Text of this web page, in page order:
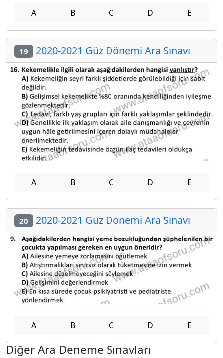
A B C D E
19 2020-2021 Güz Dönemi Ara Sınavı
A B C D E
20 2020-2021 Güz Dönemi Ara Sınavı
A B C D E
Diğer Ara Deneme Sınavları